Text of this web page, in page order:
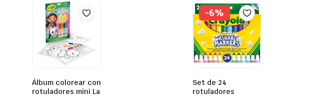
Álbum colorear con
rotuladores mini La
-6%
Set de 24
rotuladores